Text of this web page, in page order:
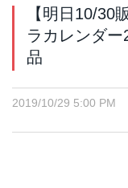
【明日10/30
ラカレンダ
品
2019/10/29 5:00 PM